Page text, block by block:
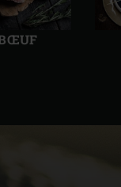
Diapo